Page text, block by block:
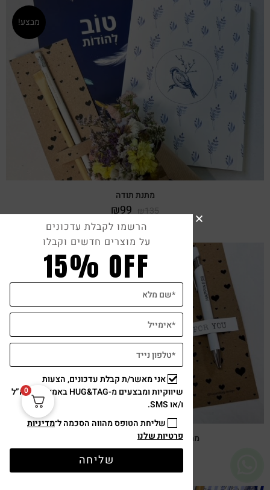
מבצע!
צפייה מהירה
מתנת תודה
₪99
צפייה מהירה
מתנת מחברת שרך ועט חריטה הפינס
₪52
0
הרשמו לקבלת עדכונים
על מוצרים חדשים וקבלו
15% OFF
אני מאשר/ת קבלת עדכונים, הצעות
שיווקיות ומבצעים מ-HUG&TAG באמצעות דוא”ל
ו/או SMS.
שליחת הטופס מהווה הסכמה ל־מדיניות
פרטיות שלנו
שליחה